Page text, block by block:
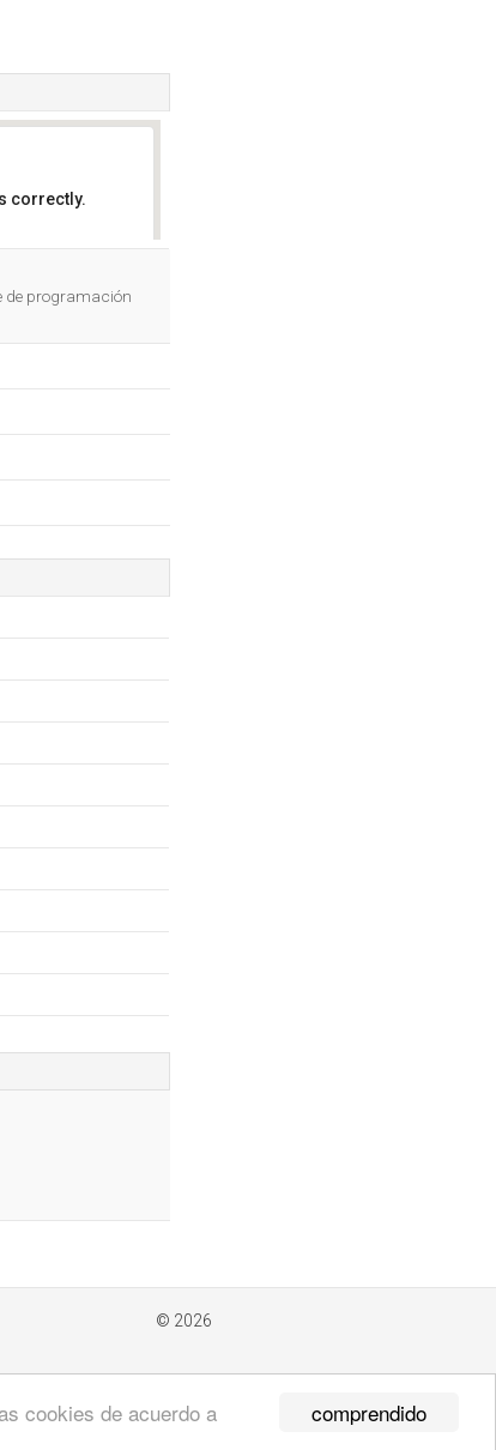
comprendido
cookies de acuerdo a
correctly.
de programación
© 2026